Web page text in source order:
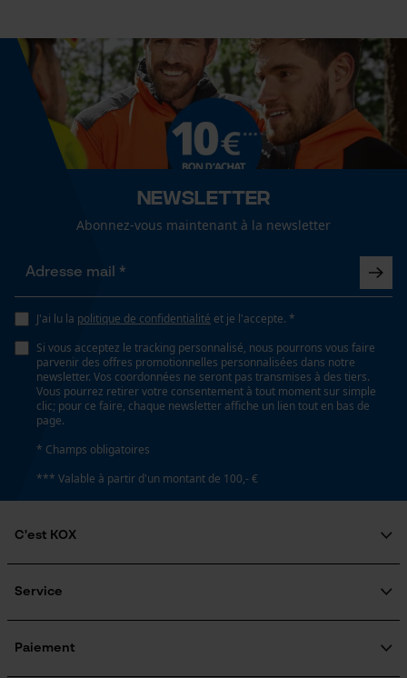
Newsletter
Abonnez-vous maintenant à la newsletter
J'ai lu la politique de confidentialité et je l'accepte. *
Si vous acceptez le tracking personnalisé, nous pourrons vous faire
parvenir des offres promotionnelles personnalisées dans notre
newsletter. Vos coordonnées ne seront pas transmises à des tiers.
Vous pourrez retirer votre consentement à tout moment sur simple
clic; pour ce faire, chaque newsletter affiche un lien tout en bas de
page.
* Champs obligatoires
*** Valable à partir d'un montant de 100,- €
C'est KOX
Engagement social
Inscription à la newsletter
Service
KOX Catalogue
Paiement
Géo-IP et détection des
utilisateurs
Vidéos YouTube
Google Maps
Prise de contact par chat
Cookies marketing
Google Global Site Tag
Microsoft Advertising Universal
Event Tracking
Survicate